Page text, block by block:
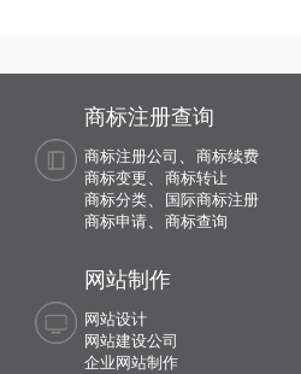
商标注册查询
商标注册公司
商标续费
商标变更
商标转让
商标分类、
国际商标注册
商标申请、 商标查询
网站制作
网站设计
网站建设公司
企业网站制作